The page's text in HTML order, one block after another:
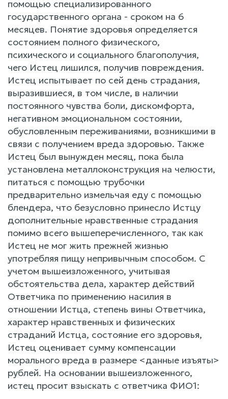
помощью специализированного
государственного органа - сроком на 6
месяцев. Понятие здоровья определяется
состоянием полного физического,
психического и социального благополучия,
чего Истец лишился, получив повреждения.
Истец испытывает по сей день страдания,
выразившиеся, в том числе, в наличии
постоянного чувства боли, дискомфорта,
негативном эмоциональном состоянии,
обусловленным переживаниями, возникшими в
связи с получением вреда здоровью. Также
Истец был вынужден месяц, пока была
установлена металлоконструкция на челюсти,
питаться с помощью трубочки
предварительно измельчая еду с помощью
блендера, что безусловно принесло Истцу
дополнительные нравственные страдания
помимо всего вышеперечисленного, так как
Истец не мог жить прежней жизнью
употребляя пищу непривычным способом. С
учетом вышеизложенного, учитывая
обстоятельства дела, характер действий
Ответчика по применению насилия в
отношении Истца, степень вины Ответчика,
характер нравственных и физических
страданий Истца, состояние его здоровья,
Истец оценивает сумму компенсации
морального вреда в размере <данные изъяты>
рублей. На основании вышеизложенного,
истец просит взыскать с ответчика ФИО1: